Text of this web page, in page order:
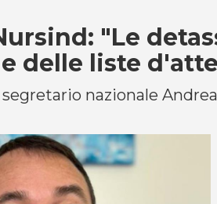
"Le
delle liste
nazionale